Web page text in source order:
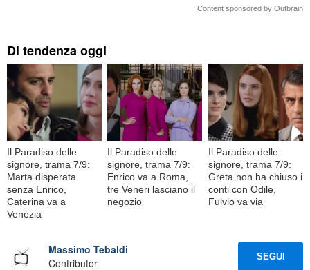
Content sponsored by Outbrain
Di tendenza oggi
Il Paradiso delle
signore, trama 7/9:
Marta disperata
senza Enrico,
Caterina va a
Venezia
Il Paradiso delle
signore, trama 7/9:
Enrico va a Roma,
tre Veneri lasciano il
negozio
Il Paradiso delle
signore, trama 7/9:
Greta non ha chiuso i
conti con Odile,
Fulvio va via
Massimo Tebaldi
Contributor
SEGUI